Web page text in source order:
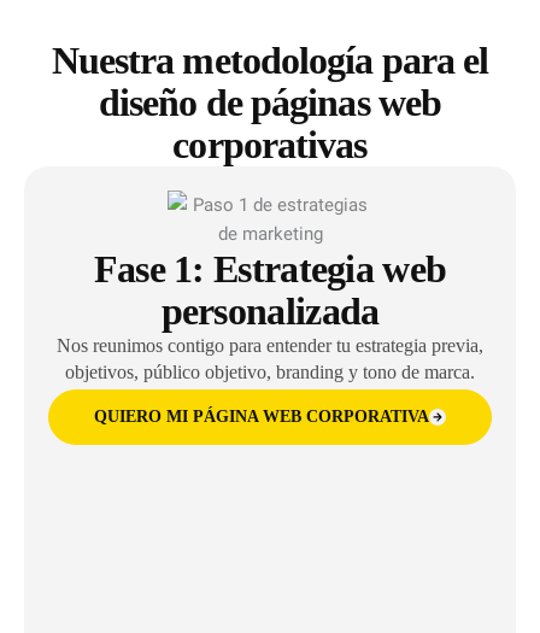
Nuestra metodología para el
diseño de páginas web
corporativas
Fase 1: Estrategia web
personalizada
Nos reunimos contigo para entender tu estrategia previa,
objetivos, público objetivo, branding y tono de marca.
QUIERO MI PÁGINA WEB CORPORATIVA